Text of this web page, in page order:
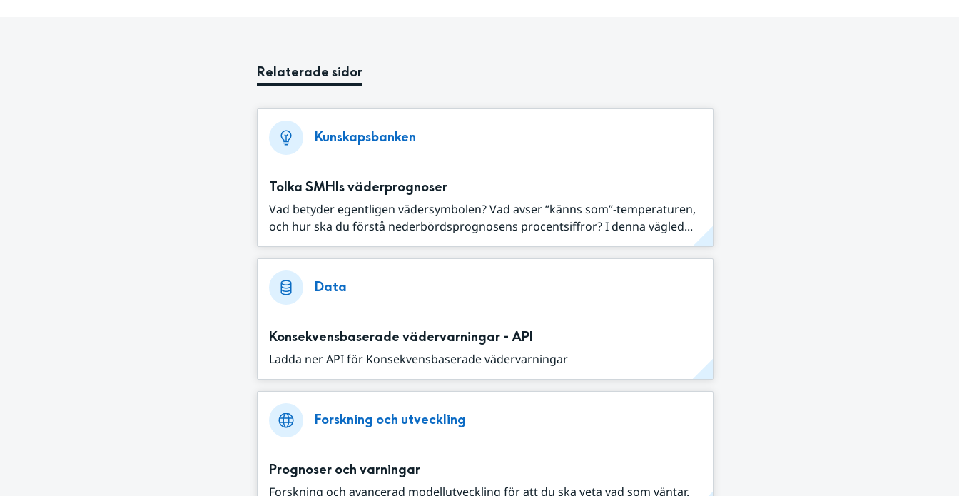
Relaterade sidor
Kunskapsbanken
Tolka SMHIs väderprognoser
Vad betyder egentligen vädersymbolen? Vad avser ”känns som”-temperaturen,
och hur ska du förstå nederbördsprognosens procentsiffror? I denna vägled...
Data
Konsekvensbaserade vädervarningar - API
Ladda ner API för Konsekvensbaserade vädervarningar
Forskning och utveckling
Prognoser och varningar
Forskning och avancerad modellutveckling för att du ska veta vad som väntar.